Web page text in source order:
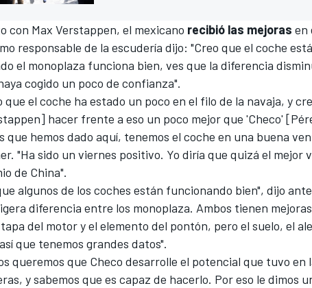
con Max Verstappen, el mexicano recibió las mejoras en
responsable de la escudería dijo: "Creo que el coche
el monoplaza funciona bien, ves que la diferencia
cogido un poco de confianza".
que el coche ha estado un poco en el filo de la navaja, y
hacer frente a eso un poco mejor que 'Checo'
que hemos dado aquí, tenemos el coche en una buena
"Ha sido un viernes positivo. Yo diría que quizá el mejor
de China".
algunos de los coches están funcionando bien", dijo
diferencia entre los monoplaza. Ambos tienen
del motor y el elemento del pontón, pero el suelo, el
que tenemos grandes datos".
queremos que Checo desarrolle el potencial que tuvo
y sabemos que es capaz de hacerlo. Por eso le dimos